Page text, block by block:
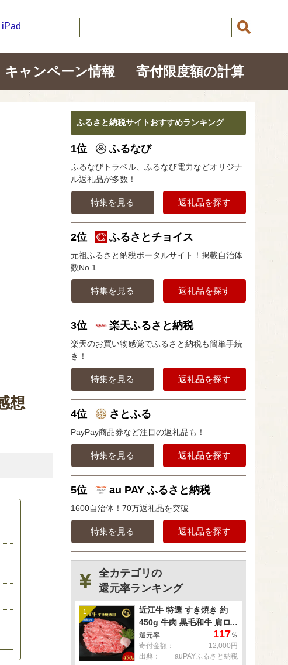
iPad
キャンペーン情報 寄付限度額の計算
想
ふるさと納税サイトおすすめランキング
1位 ふるなび
ふるなびトラベル、ふるなび電力などオリジナ
ル返礼品が多数！
特集を見る 返礼品を探す
2位 ふるさとチョイス
元祖ふるさと納税ポータルサイト！掲載自治体
数No.1
特集を見る 返礼品を探す
3位 楽天ふるさと納税
楽天のお買い物感覚でふるさと納税も簡単手続
き！
特集を見る 返礼品を探す
4位 さとふる
PayPay商品券など注目の返礼品も！
特集を見る 返礼品を探す
5位 au PAY ふるさと納税
1600自治体！70万返礼品を突破
特集を見る 返礼品を探す
全カテゴリの
還元率ランキング
1
近江牛 特選 すき焼き 約
450g 牛肉 黒毛和牛 肩ロ
ース モモ すきやき すき焼
き肉 すき焼き用 肉 お肉
牛 和牛 納期 最長3カ月 冷
還元率 117％
寄付金額：
12,000円
出典：
auPAYふるさと納税